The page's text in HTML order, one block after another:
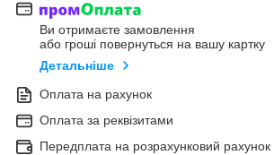
Ви отримаєте замовлення
або гроші повернуться на вашу картку
Детальніше
Оплата на рахунок
Оплата за реквізитами
Передплата на розрахунковий